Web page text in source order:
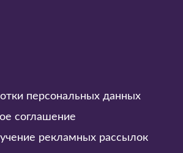
персональных данных
соглашение
рекламных рассылок